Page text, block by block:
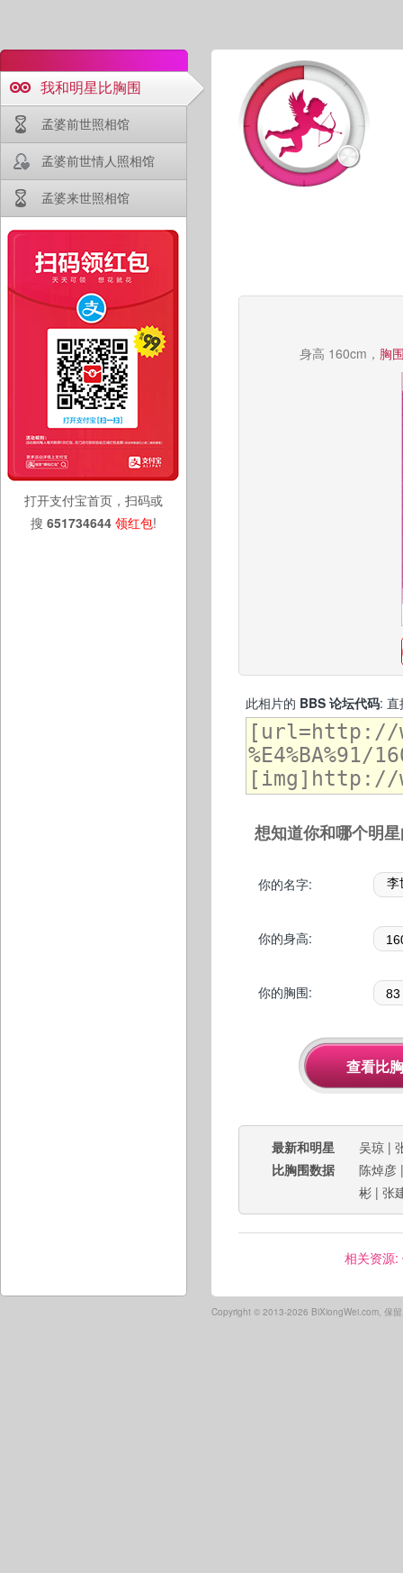
我和明星比胸围
孟婆前世照相馆
孟婆前世情人照相馆
孟婆来世照相馆
打开支付宝首页，扫码或
搜 651734644 领红包!
身高 160cm， 胸
此相片的 BBS 论坛代码: 直
想知道你和哪个明
你的名字:
你的身高:
你的胸围:
最新和明星
比胸围数据
吴琼 |
陈焯彦
彬 | 张
相关资源:
Copyright © 2013-2026 BiXiongWei.com, 保